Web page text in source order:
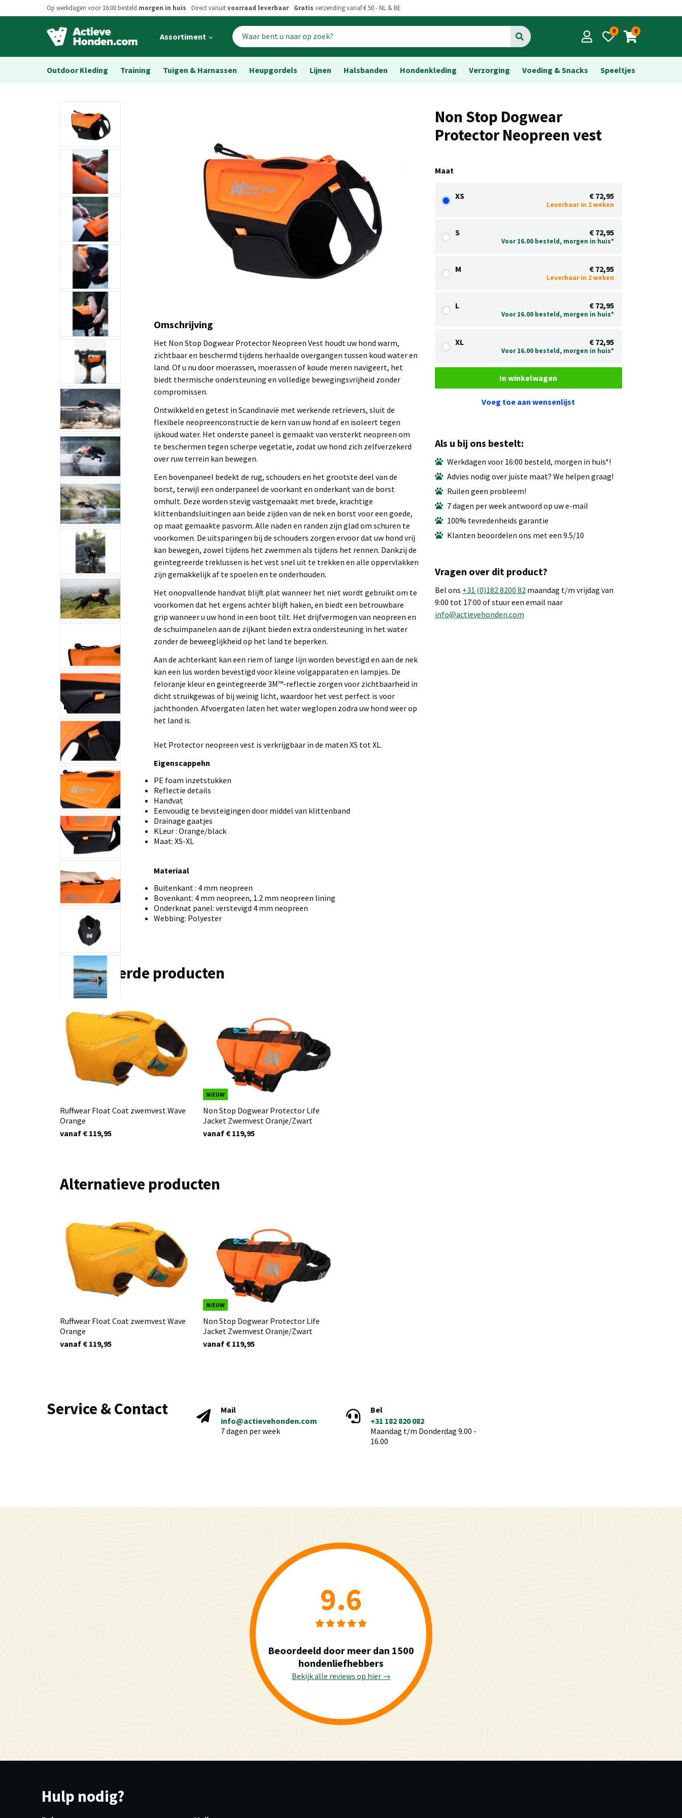
Op werkdagen voor 16:00 besteld morgen in huis Direct vanuitvoorraad leverbaar Gratis verzending vanaf € 50 - NL & BE
Open
menu
Assortiment Go 0 0
Outdoor Kleding Training Tuigen & Harnassen Heupgordels Lijnen Halsbanden Hondenkleding Verzorging Voeding & Snacks Speeltjes
Non Stop Dogwear
Protector Neopreen vest
Maat
XS € 72,95
Leverbaar in 2 weken
S € 72,95
Voor 16.00 besteld, morgen in huis*
M € 72,95
Leverbaar in 2 weken
L € 72,95
Voor 16.00 besteld, morgen in huis*
XL € 72,95
Voor 16.00 besteld, morgen in huis*
In winkelwagen
Voeg toe aan wensenlijst
Omschrijving
Het Non Stop Dogwear Protector Neopreen Vest houdt uw hond warm,
zichtbaar en beschermd tijdens herhaalde overgangen tussen koud water en
land. Of u nu door moerassen, moerassen of koude meren navigeert, het
biedt thermische ondersteuning en volledige bewegingsvrijheid zonder
compromissen.
Ontwikkeld en getest in Scandinavië met werkende retrievers, sluit de
flexibele neopreenconstructie de kern van uw hond af en isoleert tegen
ijskoud water. Het onderste paneel is gemaakt van versterkt neopreen om
te beschermen tegen scherpe vegetatie, zodat uw hond zich zelfverzekerd
over ruw terrein kan bewegen.
Een bovenpaneel bedekt de rug, schouders en het grootste deel van de
borst, terwijl een onderpaneel de voorkant en onderkant van de borst
omhult. Deze worden stevig vastgemaakt met brede, krachtige
klittenbandsluitingen aan beide zijden van de nek en borst voor een goede,
op maat gemaakte pasvorm. Alle naden en randen zijn glad om schuren te
voorkomen. De uitsparingen bij de schouders zorgen ervoor dat uw hond vrij
kan bewegen, zowel tijdens het zwemmen als tijdens het rennen. Dankzij de
geïntegreerde treklussen is het vest snel uit te trekken en alle oppervlakken
zijn gemakkelijk af te spoelen en te onderhouden.
Het onopvallende handvat blijft plat wanneer het niet wordt gebruikt om te
voorkomen dat het ergens achter blijft haken, en biedt een betrouwbare
grip wanneer u uw hond in een boot tilt. Het drijfvermogen van neopreen en
de schuimpanelen aan de zijkant bieden extra ondersteuning in het water
zonder de beweeglijkheid op het land te beperken.
Aan de achterkant kan een riem of lange lijn worden bevestigd en aan de nek
kan een lus worden bevestigd voor kleine volgapparaten en lampjes. De
feloranje kleur en geïntegreerde 3M™-reflectie zorgen voor zichtbaarheid in
dicht struikgewas of bij weinig licht, waardoor het vest perfect is voor
jachthonden. Afvoergaten laten het water weglopen zodra uw hond weer op
het land is.
Het Protector neopreen vest is verkrijgbaar in de maten XS tot XL.
Eigenscappehn
PE foam inzetstukken
Reflectie details
Handvat
Eenvoudig te bevsteigingen door middel van klittenband
Drainage gaatjes
KLeur : Orange/black
Maat: XS-XL
Materiaal
Buitenkant : 4 mm neopreen
Bovenkant: 4 mm neopreen, 1.2 mm neopreen lining
Onderknat panel: verstevigd 4 mm neopreen
Webbing: Polyester
Als u bij ons bestelt:
Werkdagen voor 16:00 besteld, morgen in huis*!
Advies nodig over juiste maat? We helpen graag!
Ruilen geen probleem!
7 dagen per week antwoord op uw e-mail
100% tevredenheids garantie
Klanten beoordelen ons met een 9.5/10
Vragen over dit product?
Bel ons +31 (0)182 8200 82maandag t/m vrijdag van
9:00 tot 17:00 of stuur een email naar
info@actievehonden.com
Gerelateerde producten
Ruffwear Float Coat zwemvest Wave
Orange
vanaf € 119,95
NIEUW
Non Stop Dogwear Protector Life
Jacket Zwemvest Oranje/Zwart
vanaf € 119,95
Alternatieve producten
Ruffwear Float Coat zwemvest Wave
Orange
vanaf € 119,95
NIEUW
Non Stop Dogwear Protector Life
Jacket Zwemvest Oranje/Zwart
vanaf € 119,95
Service & Contact
Mail
info@actievehonden.com
7 dagen per week
Bel
+31 182 820 082
Maandag t/m Donderdag 9.00 -
16.00
9.6
Beoordeeld door meer dan 1500
hondenliefhebbers
Bekijk alle reviews op hier →
Hulp nodig?